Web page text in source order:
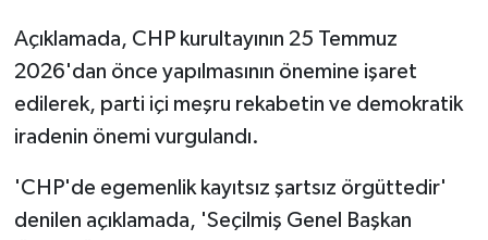
Açıklamada, CHP kurultayının 25 Temmuz
2026'dan önce yapılmasının önemine işaret
edilerek, parti içi meşru rekabetin ve demokratik
iradenin önemi vurgulandı.
'CHP'de egemenlik kayıtsız şartsız örgüttedir'
denilen açıklamada, 'Seçilmiş Genel Başkan